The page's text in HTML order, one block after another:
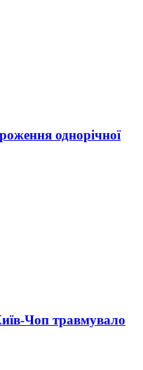
однорічної
Чоп травмувало